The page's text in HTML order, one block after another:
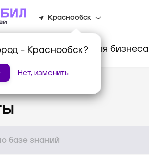
Краснообск
- Краснообск?
Нет, изменить
Водителям Для бизнеса